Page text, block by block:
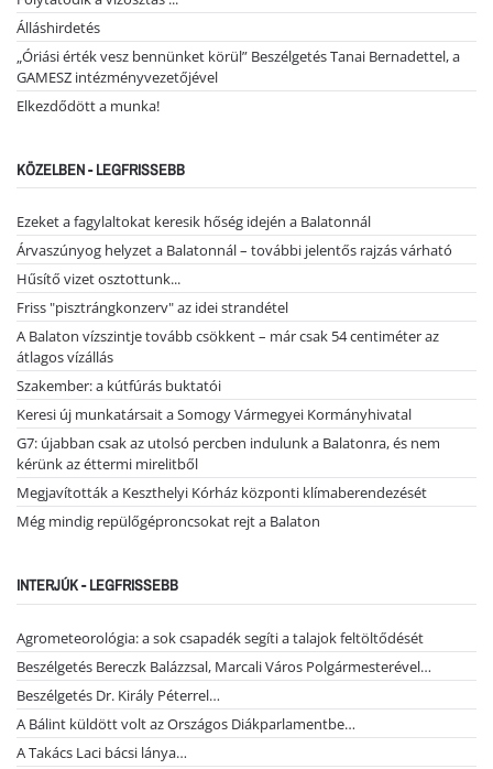
Álláshirdetés
„Óriási érték vesz bennünket körül” Beszélgetés Tanai Bernadettel, a
GAMESZ intézményvezetőjével
Elkezdődött a munka!
KÖZELBEN - LEGFRISSEBB
Ezeket a fagylaltokat keresik hőség idején a Balatonnál
Árvaszúnyog helyzet a Balatonnál – további jelentős rajzás várható
Hűsítő vizet osztottunk...
Friss "pisztrángkonzerv" az idei strandétel
A Balaton vízszintje tovább csökkent – már csak 54 centiméter az
átlagos vízállás
Szakember: a kútfúrás buktatói
Keresi új munkatársait a Somogy Vármegyei Kormányhivatal
G7: újabban csak az utolsó percben indulunk a Balatonra, és nem
kérünk az éttermi mirelitből
Megjavították a Keszthelyi Kórház központi klímaberendezését
Még mindig repülőgéproncsokat rejt a Balaton
INTERJÚK - LEGFRISSEBB
Agrometeorológia: a sok csapadék segíti a talajok feltöltődését
Beszélgetés Bereczk Balázzsal, Marcali Város Polgármesterével…
Beszélgetés Dr. Király Péterrel…
A Bálint küldött volt az Országos Diákparlamentbe…
A Takács Laci bácsi lánya…